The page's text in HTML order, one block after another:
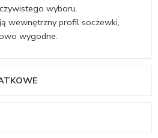
wyboru.
wewnętrzny profil soczewki,
wygodne.